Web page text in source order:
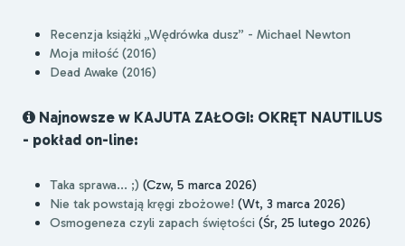
Recenzja książki „Wędrówka dusz” - Michael Newton
Moja miłość (2016)
Dead Awake (2016)
Najnowsze w KAJUTA ZAŁOGI: OKRĘT NAUTILUS
- pokład on-line:
Taka sprawa... ;) (Czw, 5 marca 2026)
Nie tak powstają kręgi zbożowe! (Wt, 3 marca 2026)
Osmogeneza czyli zapach świętości (Śr, 25 lutego 2026)